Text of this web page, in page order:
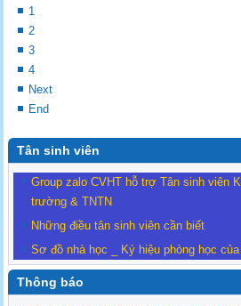
1
2
3
4
Next
End
Tân sinh viên
Group zalo CVHT hỗ trợ Tân sinh viên
trường & TNTN
Những điều tân sinh viên cần biết
Sơ đồ nhà học _ Ký hiệu phòng học
Thông báo